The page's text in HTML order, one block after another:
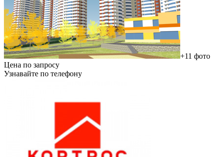
+11 фото
Цена по запросу
Узнавайте по телефону